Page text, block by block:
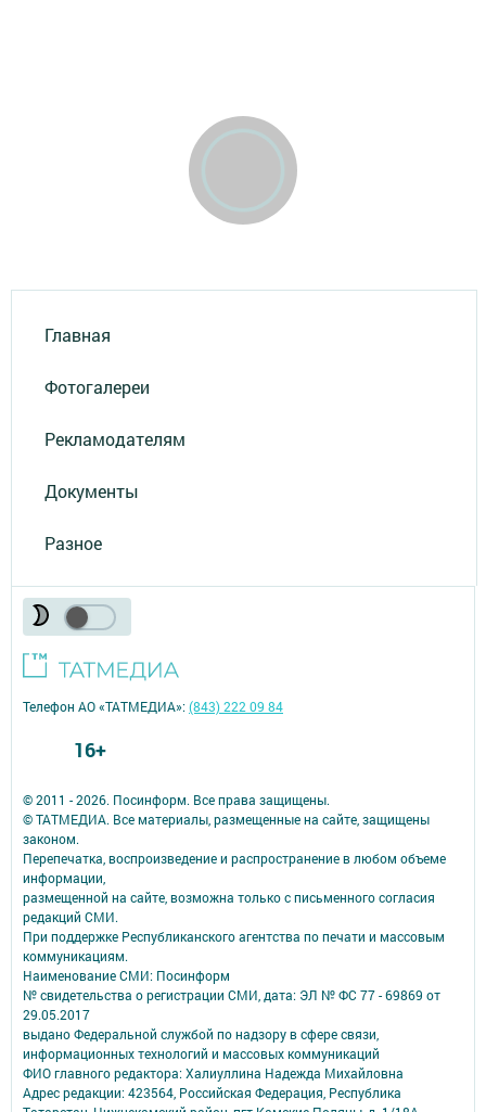
Главная
Фотогалереи
Рекламодателям
Документы
Разное
© 2011 - 2026. Посинформ. Все права защищены.
© ТАТМЕДИА. Все материалы, размещенные на сайте, защищены
законом.
Перепечатка, воспроизведение и распространение в любом объеме
информации,
размещенной на сайте, возможна только с письменного согласия
редакций СМИ.
При поддержке Республиканского агентства по печати и массовым
коммуникациям.
Наименование СМИ: Посинформ
№ свидетельства о регистрации СМИ, дата: ЭЛ № ФС 77 - 69869 от
29.05.2017
выдано Федеральной службой по надзору в сфере связи,
информационных технологий и массовых коммуникаций
ФИО главного редактора: Халиуллина Надежда Михайловна
Адрес редакции: 423564, Российская Федерация, Республика
Телефон АО «ТАТМЕДИА»:(843) 222 09 84
16+